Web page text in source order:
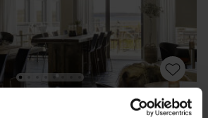
mit toller Aussicht!